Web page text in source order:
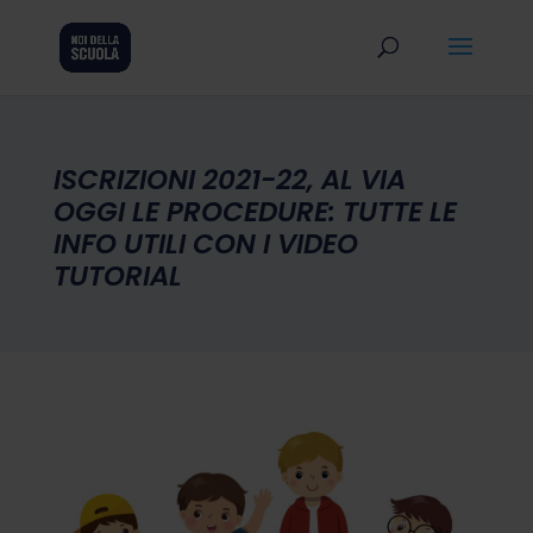
ISCRIZIONI 2021-22, AL VIA
OGGI LE PROCEDURE: TUTTE LE
INFO UTILI CON I VIDEO
TUTORIAL